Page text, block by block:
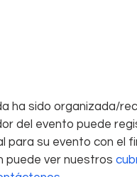
ha sido organizada/
del evento puede
para su evento con el
puede ver nuestros